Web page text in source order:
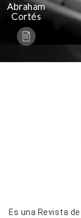
Abraham
Cortés
Es una Revista